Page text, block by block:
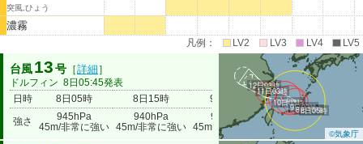
突風,ひょう
濃霧
凡例： LV2 LV3 LV4 LV5
台風 13 号 ［詳細 ］
ドルフィン 8日05:45発表
日時
8日05時 8日15時 9日03時 10日03時
11日03時
強さ
945hPa
45m/非常に強い
940hPa
45m/非常に強い
940hPa
45m/非常に強い
970hPa
30m
985hPa
18m
8日05時
8日15時
9日03時
10日03時
11日03時
12日03時
©気象庁